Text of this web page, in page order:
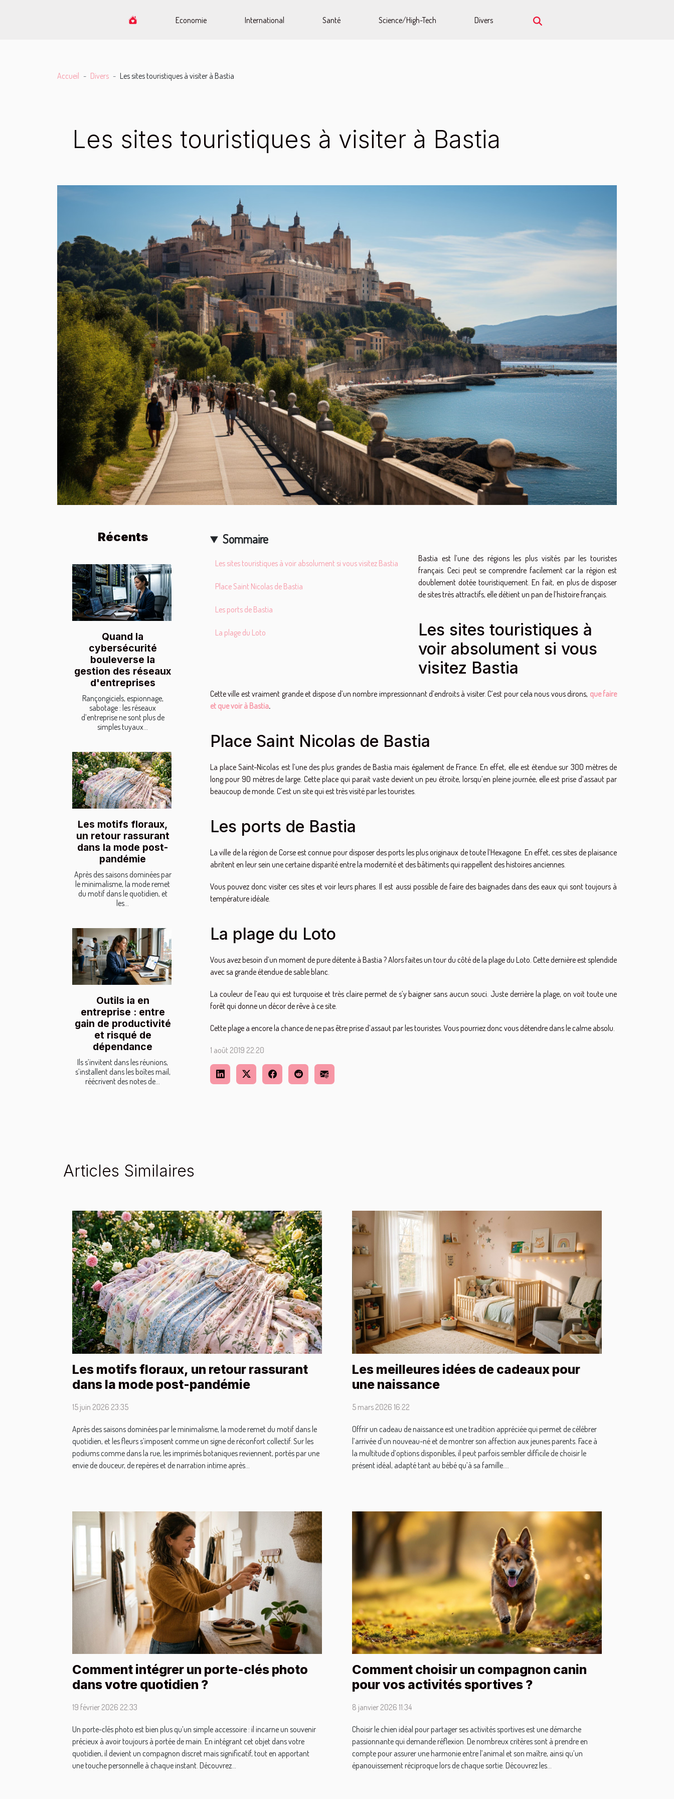
Economie International Santé Science/High-Tech Divers
Accueil Divers Les sites touristiques à visiter à Bastia
Les sites touristiques à visiter à Bastia
Récents
Quand la
cybersécurité
bouleverse la
gestion des réseaux
d'entreprises
Rançongiciels, espionnage,
sabotage : les réseaux
d’entreprise ne sont plus de
simples tuyaux...
Les motifs floraux,
un retour rassurant
dans la mode post-
pandémie
Après des saisons dominées par
le minimalisme, la mode remet
du motif dans le quotidien, et
les...
Outils ia en
entreprise : entre
gain de productivité
et risqué de
dépendance
Ils s’invitent dans les réunions,
s’installent dans les boîtes mail,
réécrivent des notes de...
Sommaire
Les sites touristiques à voir absolument si vous visitez Bastia
Place Saint Nicolas de Bastia
Les ports de Bastia
La plage du Loto
Bastia est l’une des régions les plus visités par les touristes
français. Ceci peut se comprendre facilement car la région est
doublement dotée touristiquement. En fait, en plus de disposer
de sites très attractifs, elle détient un pan de l’histoire français.
Les sites touristiques à
voir absolument si vous
visitez Bastia
Cette ville est vraiment grande et dispose d’un nombre impressionnant d’endroits à visiter. C’est pour cela nous vous dirons, que faire
et que voir à Bastia.
Place Saint Nicolas de Bastia
La place Saint-Nicolas est l’une des plus grandes de Bastia mais également de France. En effet, elle est étendue sur 300 mètres de
long pour 90 mètres de large. Cette place qui parait vaste devient un peu étroite, lorsqu’en pleine journée, elle est prise d’assaut par
beaucoup de monde. C’est un site qui est très visité par les touristes.
Les ports de Bastia
La ville de la région de Corse est connue pour disposer des ports les plus originaux de toute l’Hexagone. En effet, ces sites de plaisance
abritent en leur sein une certaine disparité entre la modernité et des bâtiments qui rappellent des histoires anciennes.
Vous pouvez donc visiter ces sites et voir leurs phares. Il est aussi possible de faire des baignades dans des eaux qui sont toujours à
température idéale.
La plage du Loto
Vous avez besoin d’un moment de pure détente à Bastia ? Alors faites un tour du côté de la plage du Loto. Cette dernière est splendide
avec sa grande étendue de sable blanc.
La couleur de l’eau qui est turquoise et très claire permet de s’y baigner sans aucun souci. Juste derrière la plage, on voit toute une
forêt qui donne un décor de rêve à ce site.
Cette plage a encore la chance de ne pas être prise d’assaut par les touristes. Vous pourriez donc vous détendre dans le calme absolu.
1 août 2019 22:20
Articles Similaires
Les motifs floraux, un retour rassurant
dans la mode post-pandémie
15 juin 2026 23:35
Après des saisons dominées par le minimalisme, la mode remet du motif dans le
quotidien, et les fleurs s’imposent comme un signe de réconfort collectif. Sur les
podiums comme dans la rue, les imprimés botaniques reviennent, portés par une
envie de douceur, de repères et de narration intime après...
Les meilleures idées de cadeaux pour
une naissance
5 mars 2026 16:22
Offrir un cadeau de naissance est une tradition appréciée qui permet de célébrer
l’arrivée d’un nouveau-né et de montrer son affection aux jeunes parents. Face à
la multitude d’options disponibles, il peut parfois sembler difficile de choisir le
présent idéal, adapté tant au bébé qu’à sa famille....
Comment intégrer un porte-clés photo
dans votre quotidien ?
19 février 2026 22:33
Un porte-clés photo est bien plus qu’un simple accessoire : il incarne un souvenir
précieux à avoir toujours à portée de main. En intégrant cet objet dans votre
quotidien, il devient un compagnon discret mais significatif, tout en apportant
une touche personnelle à chaque instant. Découvrez...
Comment choisir un compagnon canin
pour vos activités sportives ?
8 janvier 2026 11:34
Choisir le chien idéal pour partager ses activités sportives est une démarche
passionnante qui demande réflexion. De nombreux critères sont à prendre en
compte pour assurer une harmonie entre l’animal et son maître, ainsi qu’un
épanouissement réciproque lors de chaque sortie. Découvrez les...